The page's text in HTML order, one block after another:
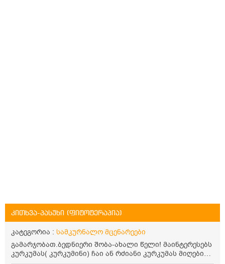
კითხვა-პასუხი (ფიტოტერაპია)
კატეგორია : სამკურნალო მცენარეები
გამარჯობათ.ბედნიერი შობა-ახალი წელი! მაინტერესებს
კურკუმას( კურკუმინი) ჩაი ან რძიანი კურკუმას მიღების